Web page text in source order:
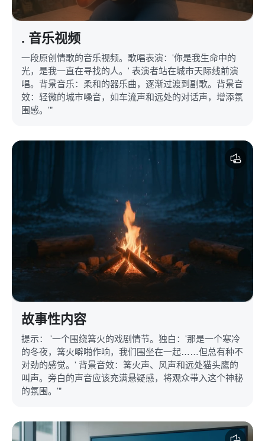
. 音乐视频
一段原创情歌的音乐视频。歌唱表演：'你是我生命中的
光，是我一直在寻找的人。' 表演者站在城市天际线前演
唱。背景音乐：柔和的器乐曲，逐渐过渡到副歌。背景音
效：轻微的城市噪音，如车流声和远处的对话声，增添氛
围感。'”
故事性内容
提示： '一个围绕篝火的戏剧情节。独白：'那是一个寒冷
的冬夜，篝火噼啪作响，我们围坐在一起……但总有种不
对劲的感觉。' 背景音效：篝火声、风声和远处猫头鹰的
叫声。旁白的声音应该充满悬疑感，将观众带入这个神秘
的氛围。'”